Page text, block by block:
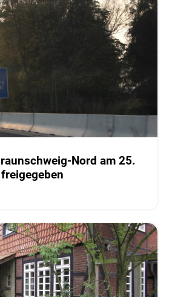
Nord am 25.